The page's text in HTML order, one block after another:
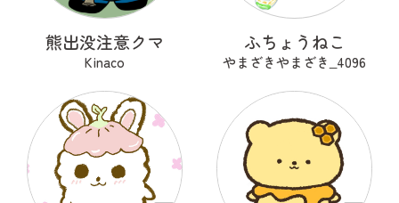
熊出没注意クマ
Kinaco
ふちょうねこ
やまざきやまざき‗4096